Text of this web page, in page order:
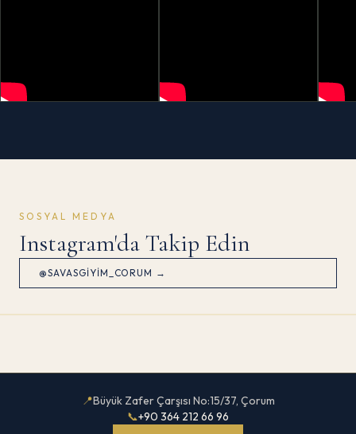
SOSYAL MEDYA
Instagram'da Takip Edin
@SAVASGIYIM_CORUM →
📍Büyük Zafer Çarşısı No:15/37, Çorum
📞+90 364 212 66 96